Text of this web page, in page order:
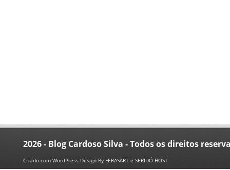
2026 - Blog Cardoso Silva - Todos os direitos
Criado com WordPress Design By FERASART e SERIDÓ HOST